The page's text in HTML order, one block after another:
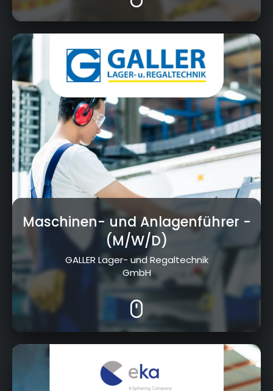
Robert-Galler-Strasse 1, 95326 Kulmbach
Maschinen- und Anlagenführer -
(M/W/D)
GALLER Lager- und Regaltechnik
GmbH
Robert-Bosch-Straße 4, 95369 Untersteinach